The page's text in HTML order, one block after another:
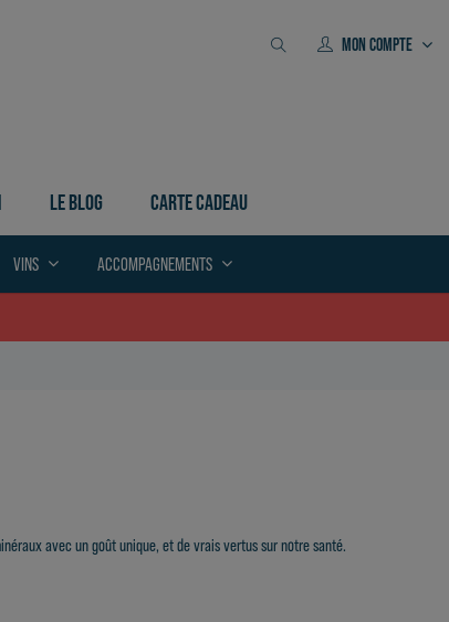
MON COMPTE
LE BLOG CARTE CADEAU
VINS ACCOMPAGNEMENTS
avec un goût unique, et de vrais vertus sur notre santé.